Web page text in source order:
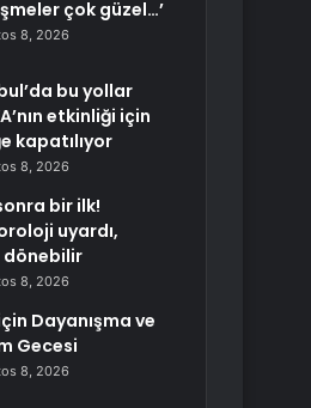
çok güzel…’
8, 2026
bu yollar
etkinliği için
kapatılıyor
8, 2026
bir ilk!
uyardı,
8, 2026
Dayanışma ve
Gecesi
8, 2026